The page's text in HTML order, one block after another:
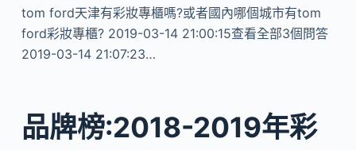
tom ford天津有彩妝專櫃嗎?或者國內哪個城市有tom
ford彩妝專櫃? 2019-03-14 21:00:15查看全部3個問答
2019-03-14 21:07:23…
品牌榜:2018-2019年彩